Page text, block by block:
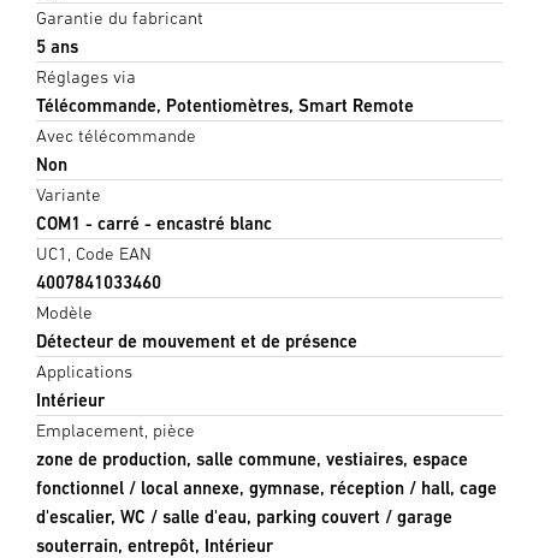
Garantie du fabricant
5 ans
Réglages via
Télécommande, Potentiomètres, Smart Remote
Avec télécommande
Non
Variante
COM1 - carré - encastré blanc
UC1, Code EAN
4007841033460
Modèle
Détecteur de mouvement et de présence
Applications
Intérieur
Emplacement, pièce
zone de production, salle commune, vestiaires, espace
fonctionnel / local annexe, gymnase, réception / hall, cage
d'escalier, WC / salle d'eau, parking couvert / garage
souterrain, entrepôt, Intérieur